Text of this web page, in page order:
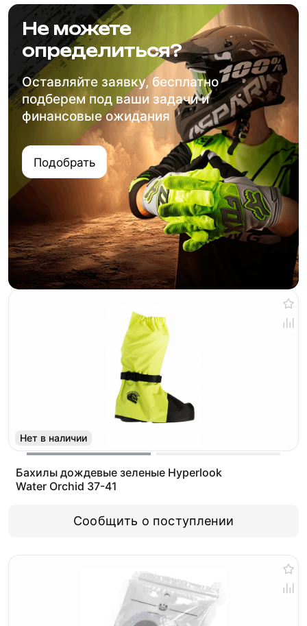
Не можете
определиться?
Оставляйте заявку, бесплатно
подберем под ваши задачи и
финансовые ожидания
Подобрать
Нет в наличии
Бахилы дождевые зеленые Hyperlook
Water Orchid 37-41
Сообщить о поступлении